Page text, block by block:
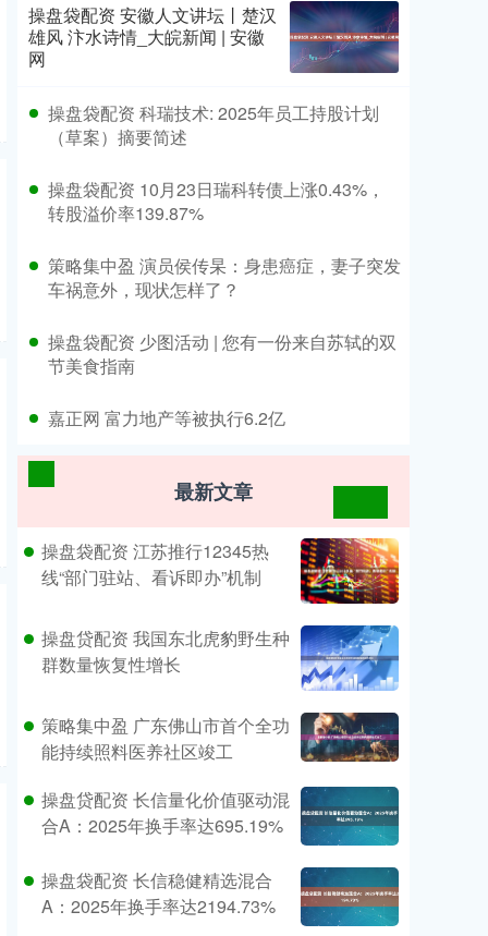
操盘袋配资 安徽人文讲坛丨楚汉
雄风 汴水诗情_大皖新闻 | 安徽
网
​操盘袋配资 科瑞技术: 2025年员工持股计划
（草案）摘要简述
​操盘袋配资 10月23日瑞科转债上涨0.43%，
转股溢价率139.87%
​策略集中盈 演员侯传杲：身患癌症，妻子突发
车祸意外，现状怎样了？
​操盘袋配资 少图活动 | 您有一份来自苏轼的双
节美食指南
​嘉正网 富力地产等被执行6.2亿
最新文章
操盘袋配资 江苏推行12345热
线“部门驻站、看诉即办”机制
操盘贷配资 我国东北虎豹野生种
群数量恢复性增长
策略集中盈 广东佛山市首个全功
能持续照料医养社区竣工
操盘贷配资 长信量化价值驱动混
合A：2025年换手率达695.19%
操盘袋配资 长信稳健精选混合
A：2025年换手率达2194.73%